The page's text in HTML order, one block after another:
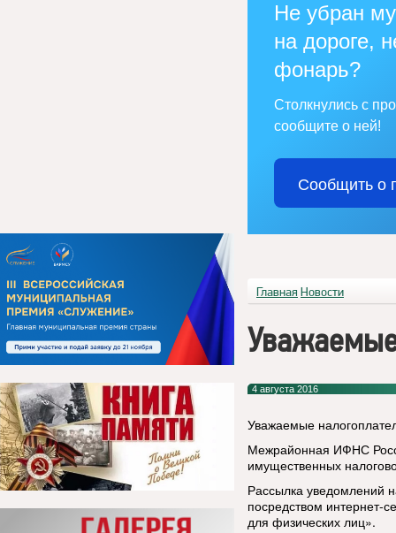
Не убран
на дороге,
фонарь?
Столкнулись с
сообщите о ней!
Сообщить о
Главная Новости
4 августа 2016
Уважаемые
Межрайонная ИФНС
имущественных
Рассылка уведомлений
посредством интернет-
для физических лиц».